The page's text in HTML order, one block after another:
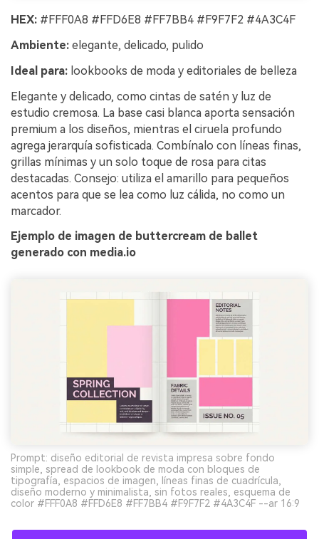
HEX: #FFF0A8 #FFD6E8 #FF7BB4 #F9F7F2 #4A3C4F
Ambiente: elegante, delicado, pulido
Ideal para: lookbooks de moda y editoriales de belleza
Elegante y delicado, como cintas de satén y luz de
estudio cremosa. La base casi blanca aporta sensación
premium a los diseños, mientras el ciruela profundo
agrega jerarquía sofisticada. Combínalo con líneas finas,
grillas mínimas y un solo toque de rosa para citas
destacadas. Consejo: utiliza el amarillo para pequeños
acentos para que se lea como luz cálida, no como un
marcador.
Ejemplo de imagen de buttercream de ballet
generado con media.io
Prompt: diseño editorial de revista impresa sobre fondo
simple, spread de lookbook de moda con bloques de
tipografía, espacios de imagen, líneas finas de cuadrícula,
diseño moderno y minimalista, sin fotos reales, esquema de
color #FFF0A8 #FFD6E8 #FF7BB4 #F9F7F2 #4A3C4F --ar 16:9